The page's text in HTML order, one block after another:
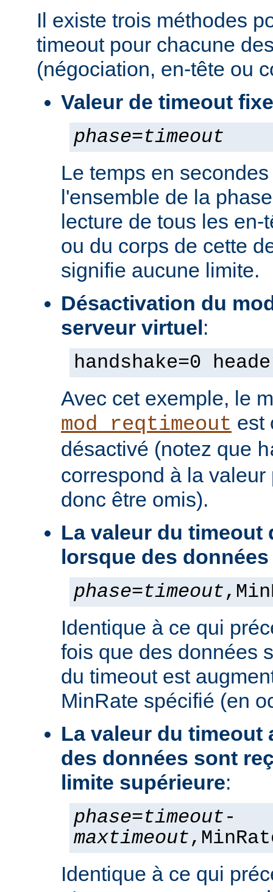
Il existe trois méthodes
timeout pour chacune
(négociation, en-tête ou
Valeur de timeout fixe
phase=timeout
Le temps en
l'ensemble de la
lecture de tous les en-
ou du corps de cette
signifie aucune limite.
Désactivation du
serveur virtuel:
handshake=0
Avec cet exemple, le
mod_reqtimeout est
désactivé (notez que
correspond à la
donc être omis).
La valeur du timeout
lorsque des
phase=timeout
Identique à ce qui
fois que des données
du timeout est
MinRate spécifié (en
La valeur du timeout
des données sont
limite supérieure:
phase=timeout-
maxtimeout
Identique à ce qui